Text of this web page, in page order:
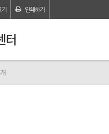
인쇄하기